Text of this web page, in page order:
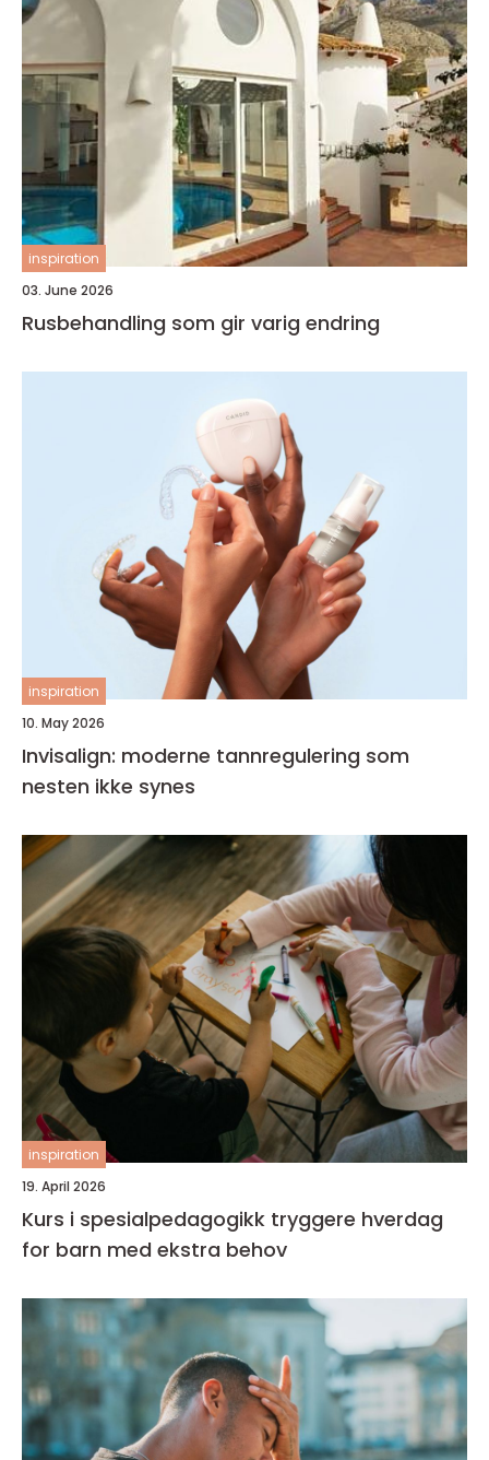
inspiration
03. June 2026
Rusbehandling som gir varig endring
inspiration
10. May 2026
Invisalign: moderne tannregulering som
nesten ikke synes
inspiration
19. April 2026
Kurs i spesialpedagogikk tryggere hverdag
for barn med ekstra behov